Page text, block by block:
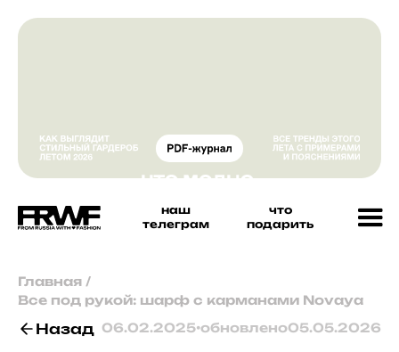
наш
телеграм
что
подарить
Главная /
Все под рукой: шарф с карманами Novaya
Назад 06.02.2025•обновлено05.05.2026